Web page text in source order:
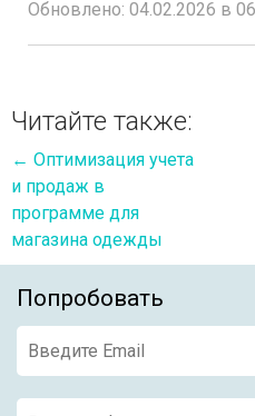
Обновлено: 04.02.2026 в
Читайте также:
← Оптимизация учета
и продаж в
программе для
магазина одежды
Попробовать